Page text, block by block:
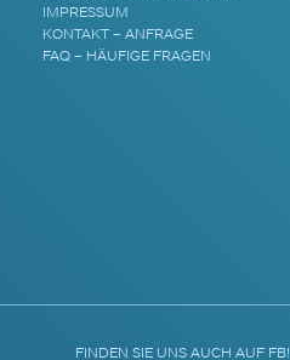
IMPRESSUM
KONTAKT – ANFRAGE
FAQ – HÄUFIGE FRAGEN
FINDEN SIE UNS AUCH AUF FB!